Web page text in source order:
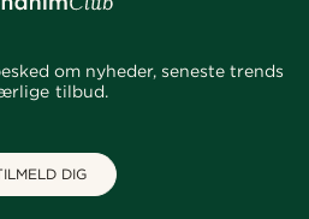
om nyheder, seneste trends
tilbud.
DIG